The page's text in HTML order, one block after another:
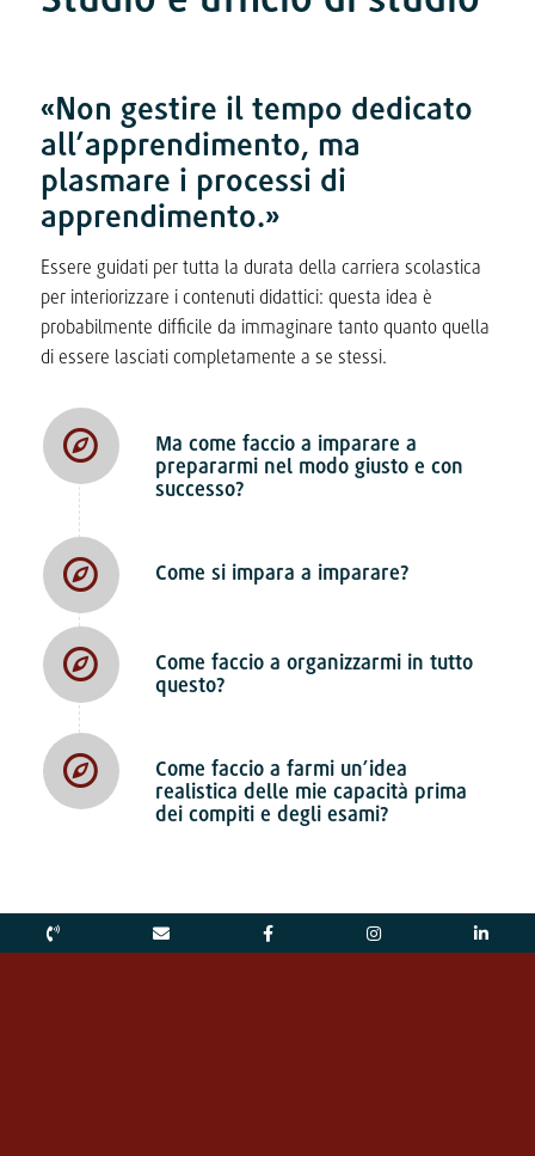
«Non gestire il tempo dedicato
all’apprendimento, ma
plasmare i processi di
apprendimento.»
Essere guidati per tutta la durata della carriera scolastica
per interiorizzare i contenuti didattici: questa idea è
probabilmente difficile da immaginare tanto quanto quella
di essere lasciati completamente a se stessi.
Ma come faccio a imparare a
prepararmi nel modo giusto e con
successo?
Come si impara a imparare?
Come faccio a organizzarmi in tutto
questo?
Come faccio a farmi un’idea
realistica delle mie capacità prima
dei compiti e degli esami?